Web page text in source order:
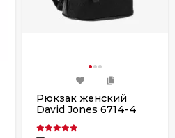
Рюкзак женский
David Jones 6714-4
1